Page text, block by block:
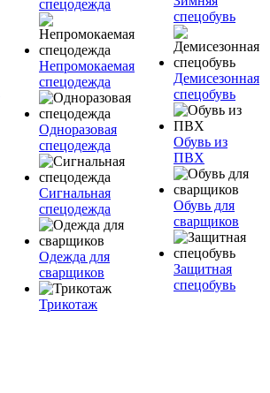
спецодежда
Непромокаемая
спецодежда
Одноразовая
спецодежда
Сигнальная
спецодежда
Одежда для
сварщиков
Трикотаж
спецобувь
Демисезонная
спецобувь
Обувь из
ПВХ
Обувь для
сварщиков
Защитная
спецобувь